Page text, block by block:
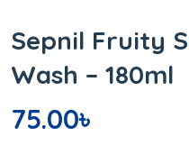
Sepnil Fruity
Wash – 180ml
75.00৳